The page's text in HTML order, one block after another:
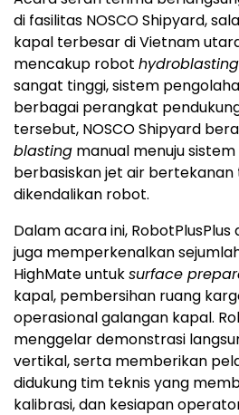
blastingmanual menuju
berbasiskan jet air bertekanan
dikendalikan robot.
Dalam acara ini, RobotPlusPlus
juga memperkenalkan
HighMate untuksurface
kapal, pembersihan ruang
operasional galangan kapal.
vertikal, serta memberikan
didukung tim teknis yang
kalibrasi, dan kesiapan
NOSCO Shipyard tengah
modernisasi yang
produktivitas, tanggung jawab
keselamatan kerja.
hydroblastingmenjadi bagian